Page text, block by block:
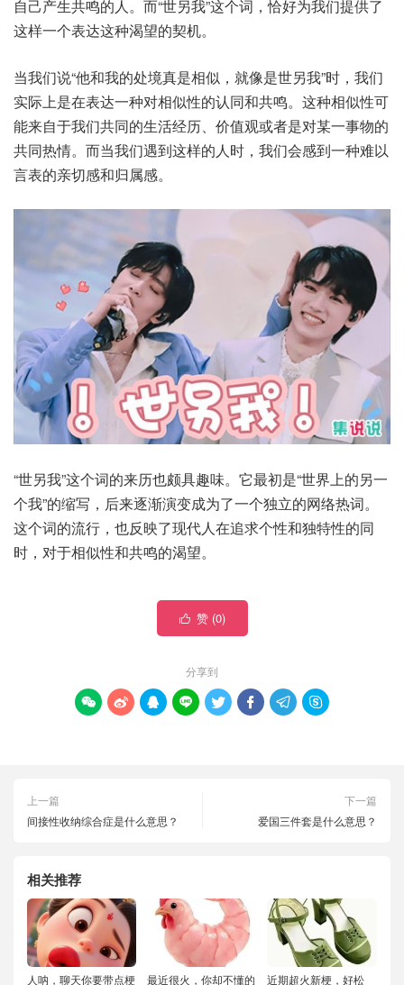
自己产生共鸣的人。而“世另我”这个词，恰好为我们提供了
这样一个表达这种渴望的契机。
当我们说“他和我的处境真是相似，就像是世另我”时，我们
实际上是在表达一种对相似性的认同和共鸣。这种相似性可
能来自于我们共同的生活经历、价值观或者是对某一事物的
共同热情。而当我们遇到这样的人时，我们会感到一种难以
言表的亲切感和归属感。
“世另我”这个词的来历也颇具趣味。它最初是“世界上的另一
个我”的缩写，后来逐渐演变成为了一个独立的网络热词。
这个词的流行，也反映了现代人在追求个性和独特性的同
时，对于相似性和共鸣的渴望。
 赞 (0)
分享到
       
上一篇
间接性收纳综合症是什么意思？
下一篇
爱国三件套是什么意思？
相关推荐
人呐，聊天你要带点梗 最近很火，你却不懂的 近期超火新梗，好松